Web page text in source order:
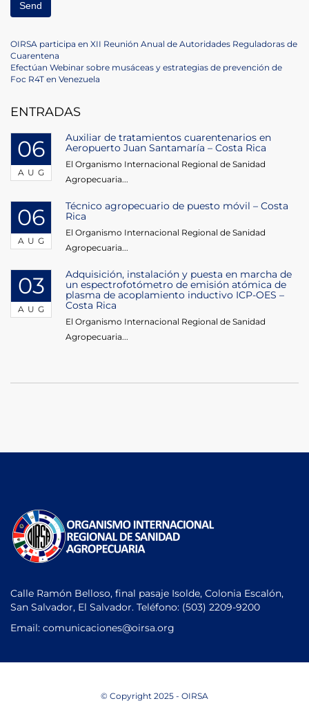
Post
navigation
Previous
Post
OIRSA participa en XII Reunión Anual de Autoridades Reguladoras de
Cuarentena
Next
Post
Efectúan Webinar sobre musáceas y estrategias de prevención de
Foc R4T en Venezuela
ENTRADAS
06
AUG
Auxiliar de tratamientos cuarentenarios en
Aeropuerto Juan Santamaría – Costa Rica
El Organismo Internacional Regional de Sanidad
Agropecuaria...
06
AUG
Técnico agropecuario de puesto móvil – Costa
Rica
El Organismo Internacional Regional de Sanidad
Agropecuaria...
03
AUG
Adquisición, instalación y puesta en marcha de
un espectrofotómetro de emisión atómica de
plasma de acoplamiento inductivo ICP-OES –
Costa Rica
El Organismo Internacional Regional de Sanidad
Agropecuaria...
Calle Ramón Belloso, final pasaje Isolde, Colonia Escalón,
San Salvador, El Salvador. Teléfono: (503) 2209-9200
Email: comunicaciones@oirsa.org
© Copyright 2025 - OIRSA